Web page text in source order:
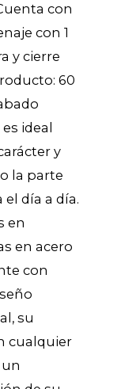
con
con 1
y cierre
60
ideal
y
la parte
día a día.
en
en acero
con
su
cualquier